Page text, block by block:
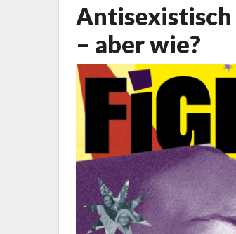
Antisexistisch
– aber wie?